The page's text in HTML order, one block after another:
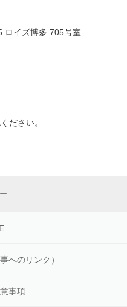
ロイズ博多 705号室
ださい。
へのリンク）
事項